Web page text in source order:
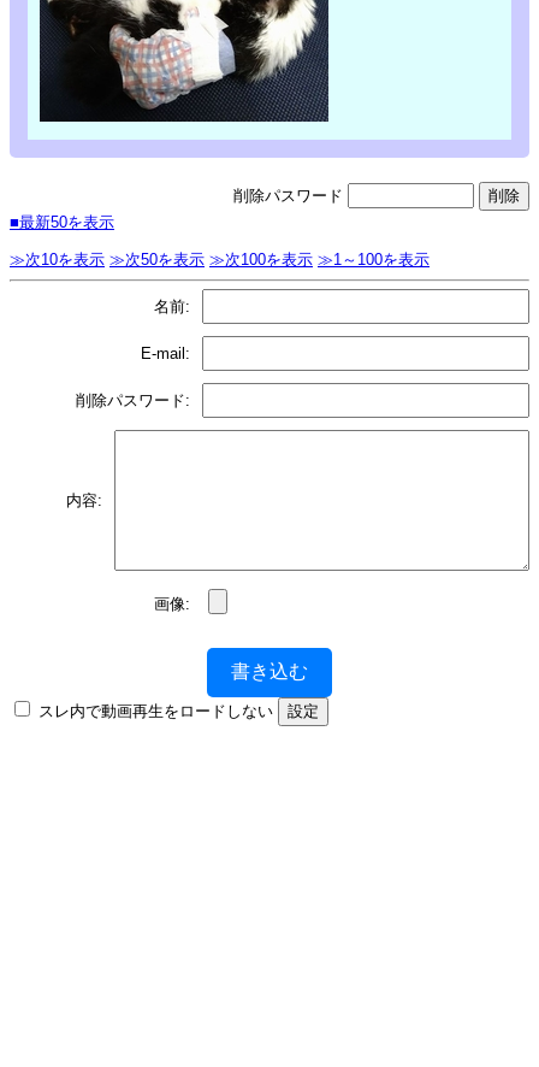
削除パスワード
■最新50を表示
≫次10を表示 ≫次50を表示 ≫次100を表示 ≫1～100を表示
名前:
E-mail:
削除パスワード:
内容:
画像:
書き込む
スレ内で動画再生をロードしない